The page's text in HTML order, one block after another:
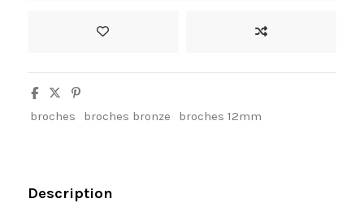
broches broches bronze broches 12mm
Description